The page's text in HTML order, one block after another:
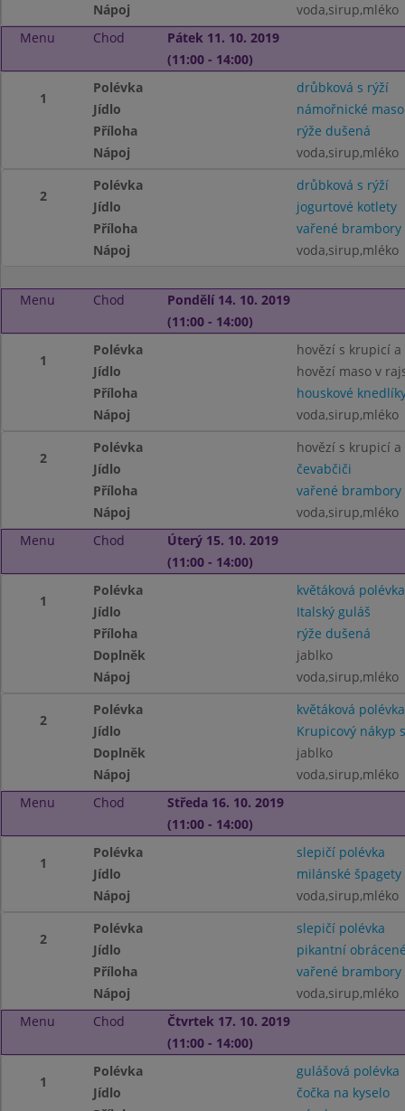
Nápoj
voda,sirup,mléko
Menu
Chod
Pátek 11. 10. 2019
(11:00 - 14:00)
1
Polévka
drůbková s rýží
Jídlo
námořnické maso
Příloha
rýže dušená
Nápoj
voda,sirup,mléko
2
Polévka
drůbková s rýží
Jídlo
jogurtové kotlety
Příloha
vařené brambory
Nápoj
voda,sirup,mléko
Menu Chod
Pondělí 14. 10. 2019
(11:00 - 14:00)
1
Polévka
hovězí s krupicí a
Jídlo
hovězí maso v
Příloha
houskové
Nápoj
voda,sirup,mléko
2
Polévka
hovězí s krupicí a
Jídlo
čevabčiči
Příloha
vařené brambory
Nápoj
voda,sirup,mléko
Menu
Chod
Úterý 15. 10. 2019
(11:00 - 14:00)
1
Polévka
květáková polévka
Jídlo
Italský guláš
Příloha
rýže dušená
Doplněk
jablko
Nápoj
voda,sirup,mléko
2
Polévka
květáková polévka
Jídlo
Krupicový nákyp
Doplněk
jablko
Nápoj
voda,sirup,mléko
Menu
Chod
Středa 16. 10. 2019
(11:00 - 14:00)
1
Polévka
slepičí polévka
Jídlo
milánské špagety
Nápoj
voda,sirup,mléko
2
Polévka
slepičí polévka
Jídlo
pikantní
Příloha
vařené brambory
Nápoj
voda,sirup,mléko
Menu
Chod
Čtvrtek 17. 10. 2019
(11:00 - 14:00)
1
Polévka
gulášová polévka
Jídlo
čočka na kyselo